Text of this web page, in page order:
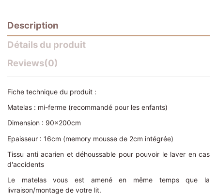
Description
Détails du produit
Reviews(0)
Fiche technique du produit :
Matelas : mi-ferme (recommandé pour les enfants)
Dimension : 90x200cm
Epaisseur : 16cm (memory mousse de 2cm intégrée)
Tissu anti acarien et déhoussable pour pouvoir le laver en cas
d'accidents
Le matelas vous est amené en même temps que la
livraison/montage de votre lit.